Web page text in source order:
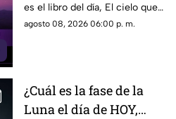
es el libro del día, El cielo que
nos une, de María Vaquero.
agosto 08, 2026 06:00 p. m.
¿Cuál es la fase de la
Luna el día de HOY,